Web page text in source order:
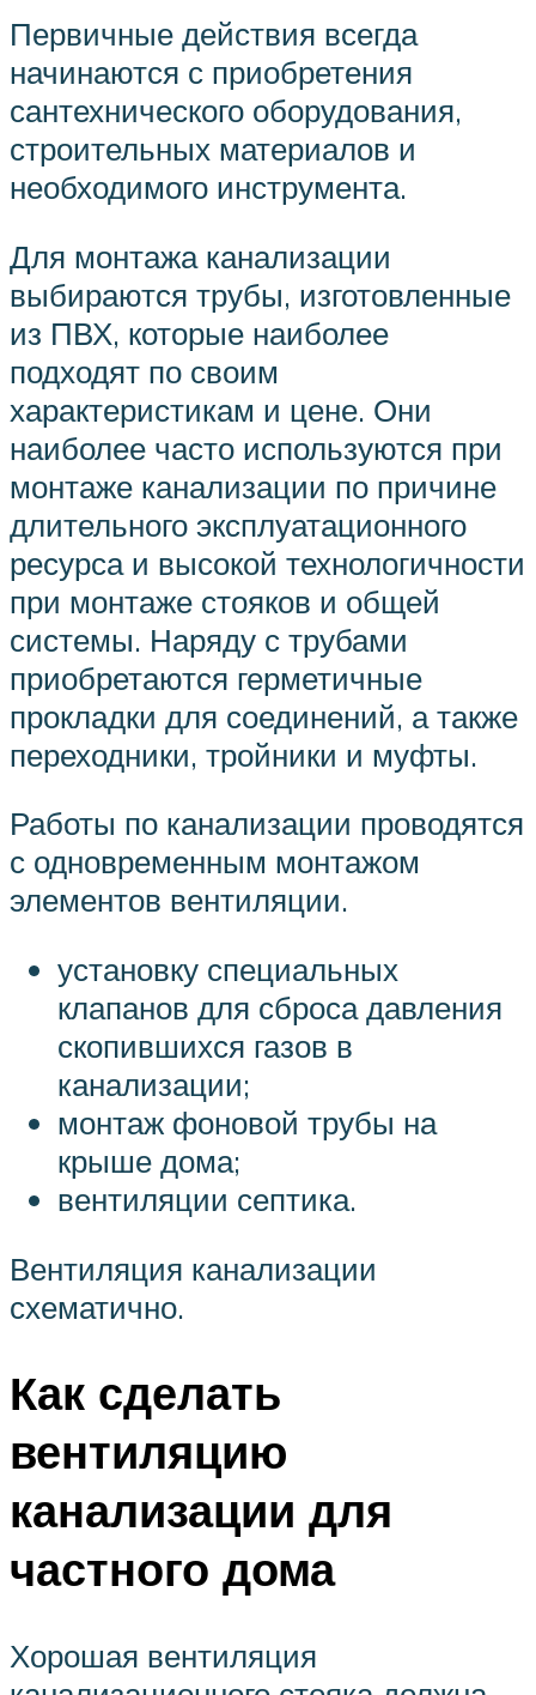
Первичные действия всегда
начинаются с приобретения
сантехнического оборудования,
строительных материалов и
необходимого инструмента.
Для монтажа канализации
выбираются трубы, изготовленные
из ПВХ, которые наиболее
подходят по своим
характеристикам и цене. Они
наиболее часто используются при
монтаже канализации по причине
длительного эксплуатационного
ресурса и высокой технологичности
при монтаже стояков и общей
системы. Наряду с трубами
приобретаются герметичные
прокладки для соединений, а также
переходники, тройники и муфты.
Работы по канализации проводятся
с одновременным монтажом
элементов вентиляции.
установку специальных
клапанов для сброса давления
скопившихся газов в
канализации;
монтаж фоновой трубы на
крыше дома;
вентиляции септика.
Вентиляция канализации
схематично.
Как сделать
вентиляцию
канализации для
частного дома
Хорошая вентиляция